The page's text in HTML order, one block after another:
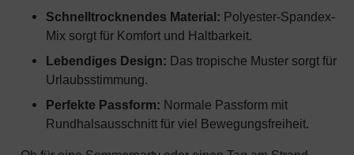
Schnelltrocknendes Material: Polyester-Spandex-
Mix sorgt für Komfort und Haltbarkeit.
Lebendiges Design: Das tropische Muster sorgt für
Urlaubsstimmung.
Perfekte Passform: Normale Passform mit
Rundhalsausschnitt für viel Bewegungsfreiheit.